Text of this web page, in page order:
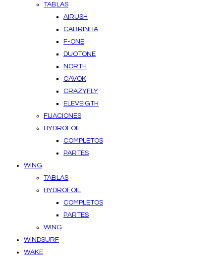
TABLAS
AIRUSH
CABRINHA
F-ONE
DUOTONE
NORTH
CAVOK
CRAZYFLY
ELEVEIGTH
FIJACIONES
HYDROFOIL
COMPLETOS
PARTES
WING
TABLAS
HYDROFOIL
COMPLETOS
PARTES
WING
WINDSURF
WAKE